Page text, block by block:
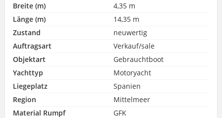
Breite (m)
4,35 m
Länge (m)
14,35 m
Zustand
neuwertig
Auftragsart
Verkauf/sale
Objektart
Gebrauchtboot
Yachttyp
Motoryacht
Liegeplatz
Spanien
Region
Mittelmeer
Material Rumpf
GFK